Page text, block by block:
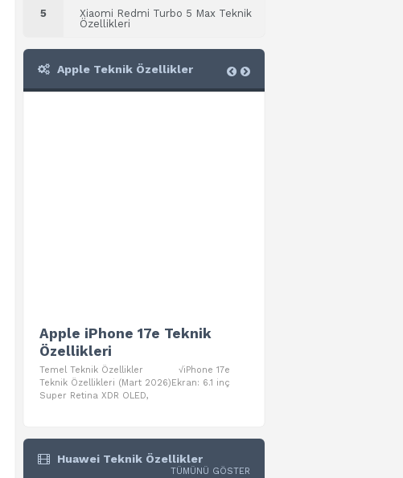
5
Xiaomi Redmi Turbo 5 Max Teknik
Özellikleri
Apple Teknik Özellikler
Apple iPhone 17e Teknik
Özellikleri
Temel Teknik Özellikler √iPhone 17e
Teknik Özellikleri (Mart 2026)Ekran: 6.1 inç
Super Retina XDR OLED,
Huawei Teknik Özellikler
TÜMÜNÜ GÖSTER